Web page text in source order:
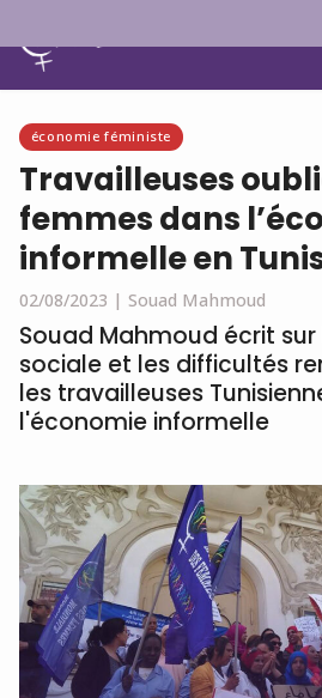
économie féministe
Travailleuses
femmes dans
informelle en
02/08/2023 | Souad Mahmoud
Souad Mahmoud écrit
sociale et les difficultés
les travailleuses
l'économie informelle